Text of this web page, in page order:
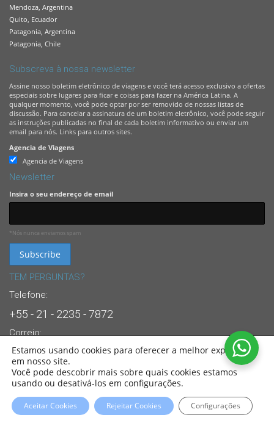
Mendoza, Argentina
Quito, Ecuador
Patagonia, Argentina
Patagonia, Chile
Subscreva à nossa newsletter
Assine nosso boletim eletrônico de viagens e você terá acesso exclusivo a ofertas
especiais sobre lugares para ficar e coisas para fazer na América Latina. A
qualquer momento, você pode optar por ser removido de nossas listas de
discussão. Para cancelar a assinatura de um boletim eletrônico, você pode seguir
as instruções publicadas no final de cada boletim informativo ou enviar um
email para nós. Links para outros sites.
Agencia de Viagens
Agencia de Viagens
Newsletter
Insira o seu endereço de email
*Nós nunca enviamos spam
TEM PERGUNTAS?
Telefone:
+55 - 21 - 2235 - 7872
Correio:
info@brasandes.com
24/7 Suporte Dedicado ao Cliente
© 2022Sul America Viagens . All Rights Reserved. Partners of:BRASANDES
Brasil
Tour Operator.
Estamos usando cookies para oferecer a melhor experiência
em nosso site.
Você pode descobrir mais sobre quais cookies estamos
usando ou desativá-los em configurações.
Aceitar Cookies Rejeitar Cookies Configurações